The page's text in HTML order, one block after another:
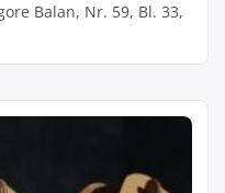
Balan, Nr. 59, Bl. 33,